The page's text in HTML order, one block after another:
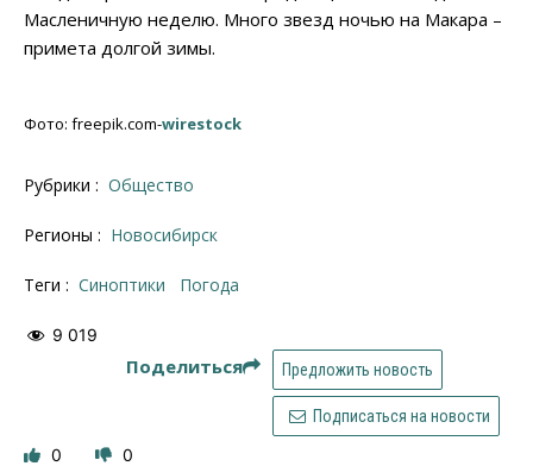
Масленичную неделю. Много звезд ночью на Макара –
примета долгой зимы.
Фото: freepik.com-wirestock
Рубрики : Общество
Регионы : Новосибирск
Теги : синоптики погода
9 019
Поделиться Предложить новость
Подписаться на новости
0 0